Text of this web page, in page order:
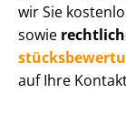
wir Sie
sowie
auf Ihre